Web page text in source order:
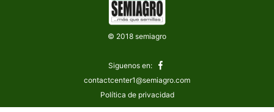
© 2018 semiagro
Siguenos en:
contactcenter1@semiagro.com
Política de privacidad